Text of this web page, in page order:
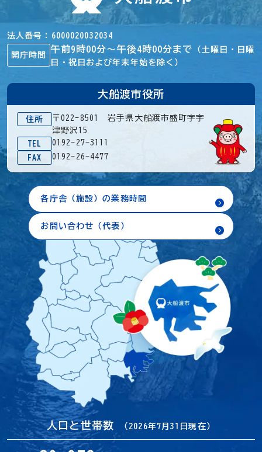
法人番号 6000020032034
開庁時間
午前9時00分～午後4時00分まで
（土曜日・日曜
日・祝日および年末年始を除く）
大船渡市役所
住所
〒022-8501 岩手県大船渡市盛町字宇
津野沢15
TEL
0192-27-3111
FAX
0192-26-4477
各庁舎（施設）の業務時間
お問い合わせ（代表）
人口と世帯数 （2026年7月31日現在）